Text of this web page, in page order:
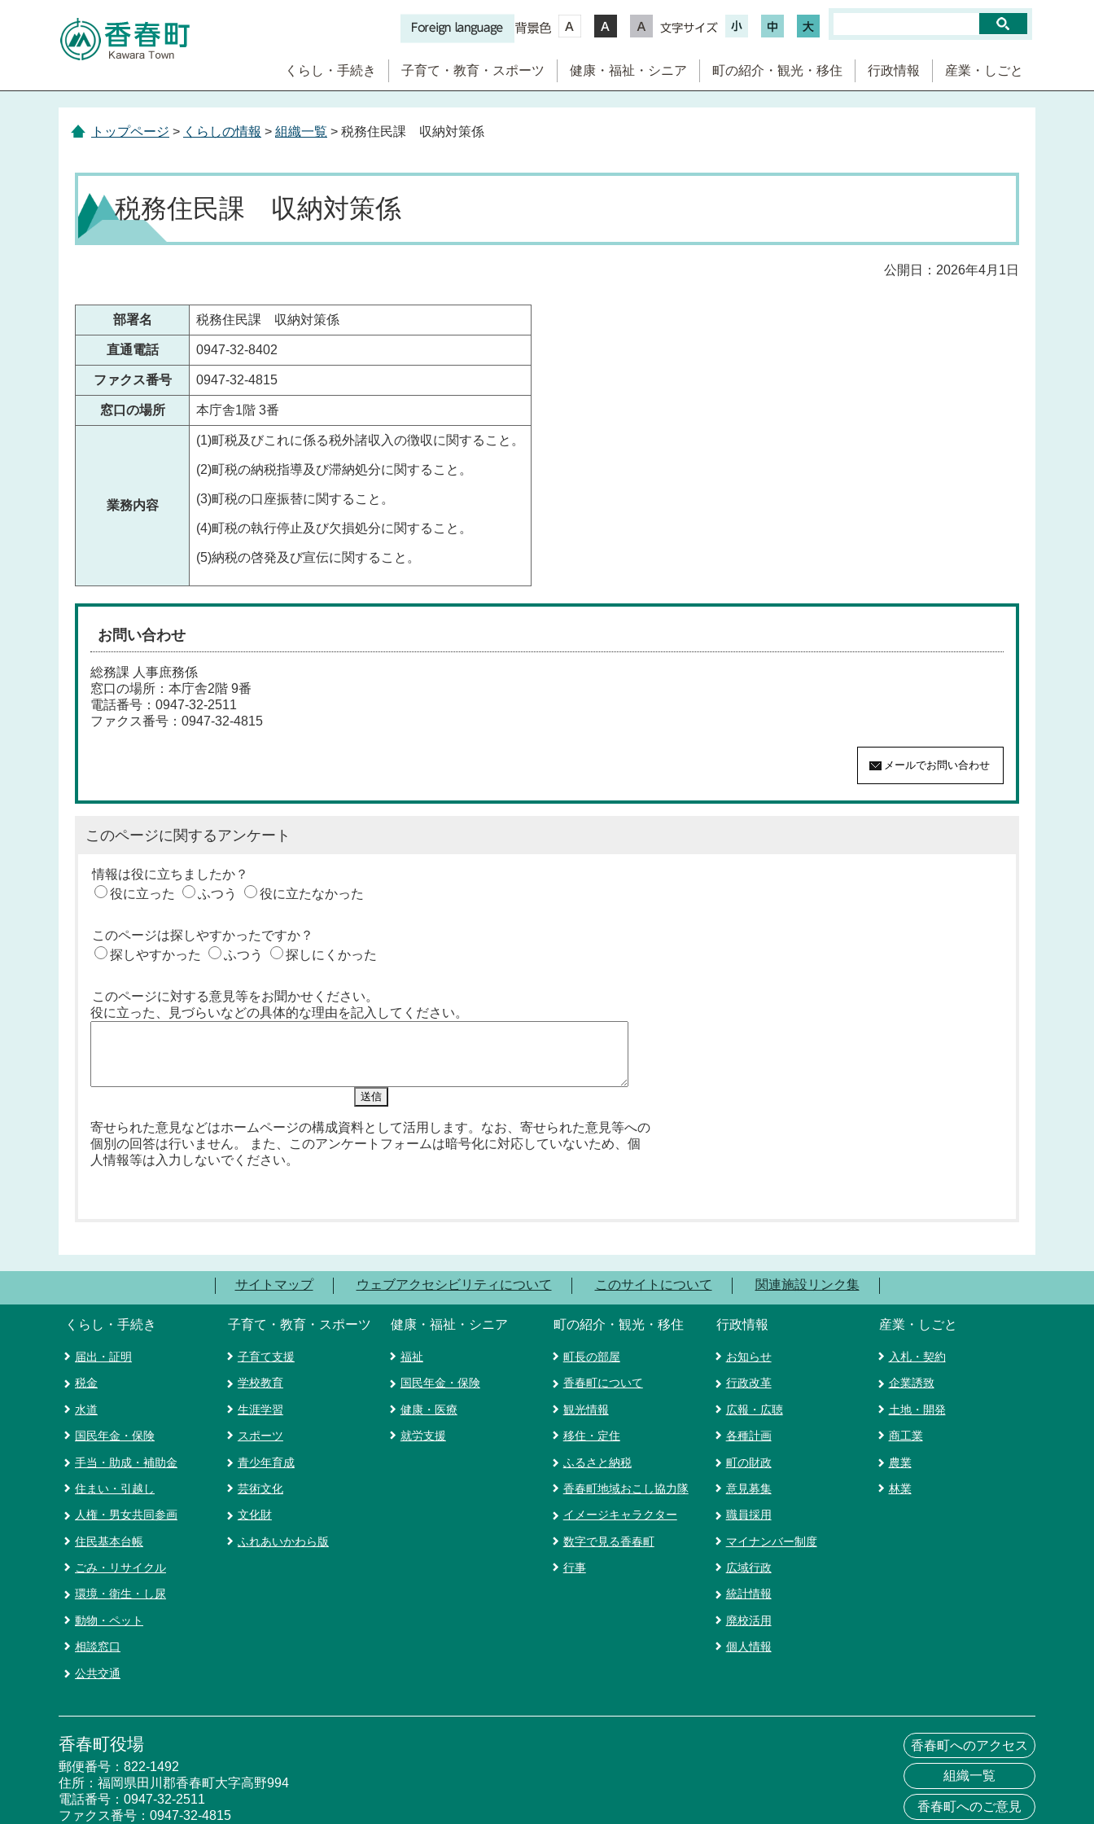
くらし・手続き 子育て・教育・スポーツ 健康・福祉・シニア 町の紹介・観光・移住 行政情報 産業・しごと
トップページ > くらしの情報 > 組織一覧 > 税務住民課 収納対策係
税務住民課 収納対策係
公開日：2026年4月1日
部署名 税務住民課 収納対策係
直通電話 0947-32-8402
ファクス番号 0947-32-4815
窓口の場所 本庁舎1階 3番
業務内容
(1)町税及びこれに係る税外諸収入の徴収に関すること。
(2)町税の納税指導及び滞納処分に関すること。
(3)町税の口座振替に関すること。
(4)町税の執行停止及び欠損処分に関すること。
(5)納税の啓発及び宣伝に関すること。
お問い合わせ
総務課 人事庶務係
窓口の場所：本庁舎2階 9番
電話番号： 0947-32-2511
ファクス番号：0947-32-4815
このページに関するアンケート
情報は役に立ちましたか？
役に立った
ふつう 役に立たなかった
このページは探しやすかったですか？
探しやすかった
ふつう 探しにくかった
このページに対する意見等をお聞かせください。
役に立った、見づらいなどの具体的な理由を記入してください。
寄せられた意見などはホームページの構成資料として活用します。なお、寄せられた意見等への
個別の回答は行いません。 また、このアンケートフォームは暗号化に対応していないため、個
人情報等は入力しないでください。
サイトマップ ウェブアクセシビリティについて このサイトについて 関連施設リンク集
くらし・手続き
届出・証明
税金
水道
国民年金・保険
手当・助成・補助金
住まい・引越し
人権・男女共同参画
住民基本台帳
ごみ・リサイクル
環境・衛生・し尿
動物・ペット
相談窓口
公共交通
子育て・教育・スポーツ
子育て支援
学校教育
生涯学習
スポーツ
青少年育成
芸術文化
文化財
ふれあいかわら版
健康・福祉・シニア
福祉
国民年金・保険
健康・医療
就労支援
町の紹介・観光・移住
町長の部屋
香春町について
観光情報
移住・定住
ふるさと納税
香春町地域おこし協力隊
イメージキャラクター
数字で見る香春町
行事
行政情報
お知らせ
行政改革
広報・広聴
各種計画
町の財政
意見募集
職員採用
マイナンバー制度
広域行政
統計情報
廃校活用
個人情報
産業・しごと
入札・契約
企業誘致
土地・開発
商工業
農業
林業
香春町役場
郵便番号：822-1492
住所：福岡県田川郡香春町大字高野994
電話番号： 0947-32-2511
ファクス番号：0947-32-4815
香春町へのアクセス
組織一覧
香春町へのご意見